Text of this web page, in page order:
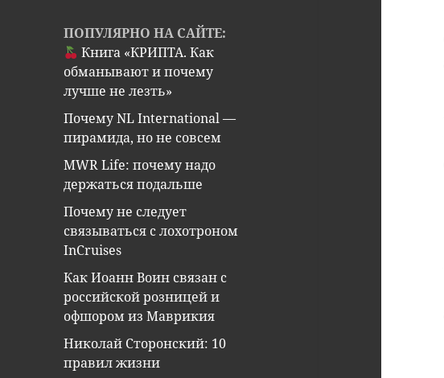
ПОПУЛЯРНО НА САЙТЕ:
Книга «КРИПТА. Как
обманывают и почему
лучше не лезть»
Почему NL International —
пирамида, но не совсем
MWR Life: почему надо
держаться подальше
Почему не следует
связываться с лохотроном
InCruises
Как Иоанн Воин связан с
российской розницей и
офшором из Маврикия
Николай Сторонский: 10
правил жизни